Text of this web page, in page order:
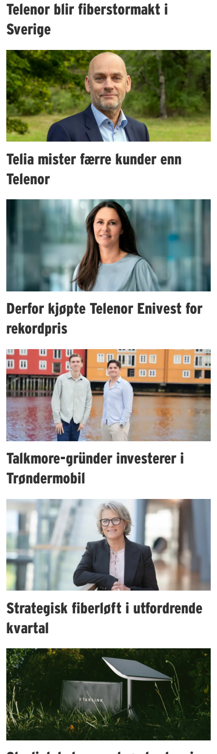
Telenor blir fiberstormakt i
Sverige
Telia mister færre kunder enn
Telenor
Derfor kjøpte Telenor Enivest for
rekordpris
Talkmore-gründer investerer i
Trøndermobil
Strategisk fiberløft i utfordrende
kvartal